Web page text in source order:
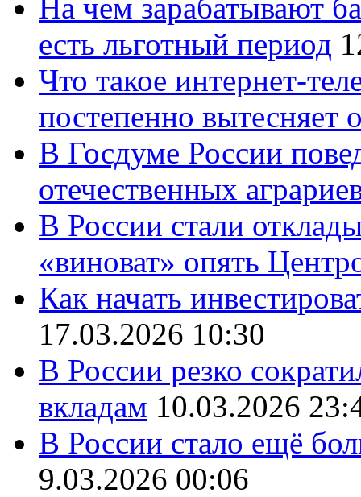
На чем зарабатывают
есть льготный период
Что такое интернет-
постепенно вытесняет
В Госдуме России
отечественных
В России стали
«виноват» опять
Как начать
17.03.2026 10:30
В России резко
вкладам 10.03.2026
В России стало ещё
9.03.2026 00:06